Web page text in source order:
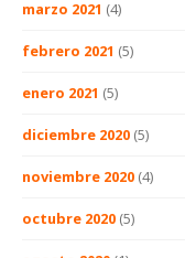
marzo 2021 (4)
febrero 2021 (5)
enero 2021 (5)
diciembre 2020 (5)
noviembre 2020 (4)
octubre 2020 (5)